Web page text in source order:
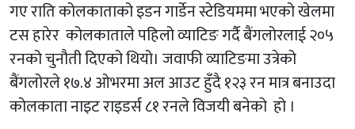
गए राति कोलकाताको इडन गार्डेन स्टेडियममा भएको खेलमा
टस हारेर कोलकाताले पहिलो व्याटिङ गर्दै बैंगलोरलाई २०५
रनको चुनौती दिएको थियो। जवाफी व्याटिङमा उत्रेको
बैंगलोरले १७.४ ओभरमा अल आउट हुँदै १२३ रन मात्र बनाउदा
कोलकाता नाइट राइडर्स ८१ रनले विजयी बनेको हो ।